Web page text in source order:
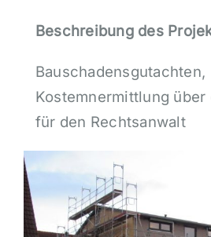
Beschreibung des
Bauschadensgutachten,
Kostemnermittlung über
für den Rechtsanwalt